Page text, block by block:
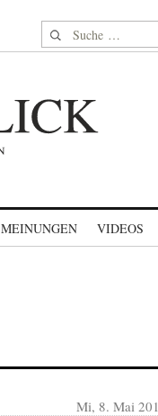
Suche nach:
MEINUNGEN VIDEOS
Mi, 8. Mai